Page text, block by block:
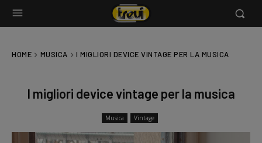
HOME MUSICA I MIGLIORI DEVICE VINTAGE PER LA MUSICA
I migliori device vintage per la musica
Musica Vintage